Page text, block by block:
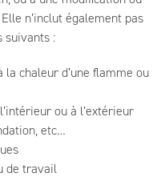
n’inclut également pas
suivants :
chaleur d’une flamme ou
ou à l’extérieur
etc…
de travail